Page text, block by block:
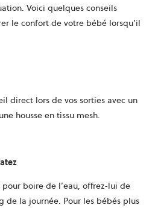
Voici quelques conseils
le confort de votre bébé lorsqu’il
direct lors de vos sorties avec un
housse en tissu mesh.
boire de l’eau, offrez-lui de
de la journée. Pour les bébés plus